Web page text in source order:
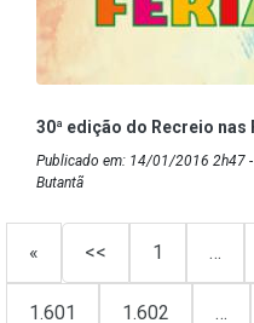
30ª edição do Recreio nas
Publicado em: 14/01/2016 2h47 -
Butantã
« << 1 …
1.601 1.602 …